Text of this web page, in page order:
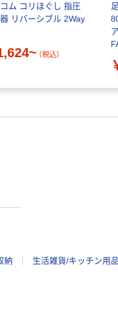
ム コリほぐし 指圧
リバーシブル 2Way
（税込）
納 生活雑貨/キッチン用品